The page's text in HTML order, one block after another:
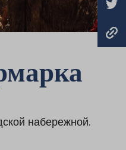
набережной.